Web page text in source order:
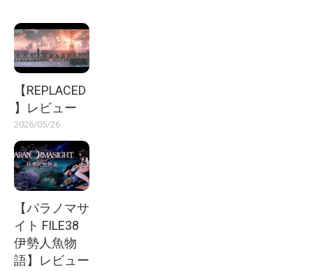
【REPLACED
】レビュー
2026/05/26
【パラノマサ
イト FILE38
伊勢人魚物
語】レビュー